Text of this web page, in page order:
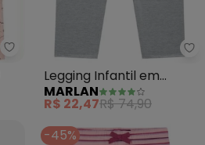
Milon - Legging Infantil (Rosa)
Legging Infantil em
Molecotton Felpado
(Cinza)
MARLAN
R$ 22,47R$ 74,90
-45%